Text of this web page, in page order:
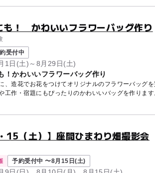
も！ かわいいフラワーバッグ作り
受付中
1日(土)～8月29日(土)
！かわいいフラワーバッグ作り
、造花でお花をつけてオリジナルのフラワーバッグ
工作・宿題にもぴったりのかわいいバッグを作りま
15（土）】座間ひまわり畑撮影会
予約受付中 〜8月15日(土)